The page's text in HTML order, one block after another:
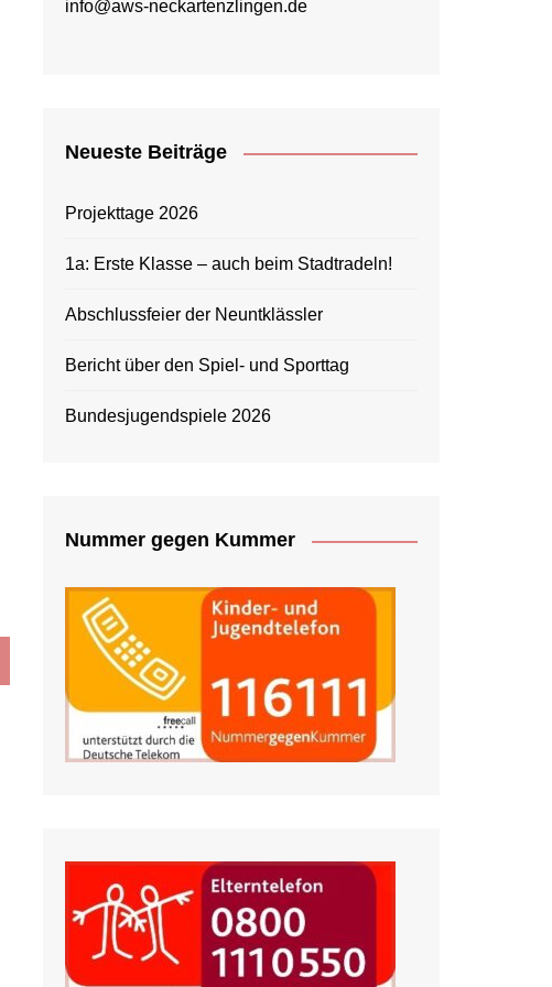
info@aws-neckartenzlingen.de
Neueste Beiträge
Projekttage 2026
1a: Erste Klasse – auch beim Stadtradeln!
Abschlussfeier der Neuntklässler
Bericht über den Spiel- und Sporttag
Bundesjugendspiele 2026
Nummer gegen Kummer